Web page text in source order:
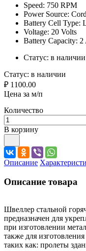
Speed: 750 RPM
Power Source:
Battery Cell Type:
Voltage: 20 Volts
Battery Capacity: 2
Статус: в наличии
Статус: в наличии
₽ 1100.00
Цена за м/п
Количество
В корзину
Описание
Описание товара
Швеллер стальной
предназначен для
при изготовлении
также для
таких как: пролеты